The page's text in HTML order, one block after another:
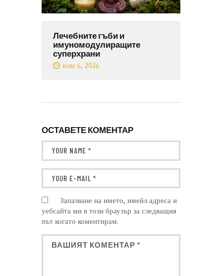
Лечебните гъби и
имуномодулиращите
суперхрани
юли 6, 2026
ОСТАВЕТЕ КОМЕНТАР
Запазване на името, имейл адреса и
уебсайта ми в този браузър за следващия
път когато коментирам.